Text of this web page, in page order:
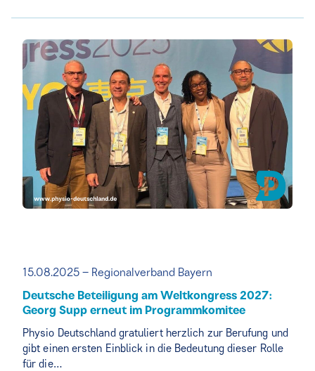
15.08.2025 – Regionalverband Bayern
Deutsche Beteiligung am Weltkongress 2027:
Georg Supp erneut im Programmkomitee
Physio Deutschland gratuliert herzlich zur Berufung und
gibt einen ersten Einblick in die Bedeutung dieser Rolle
für die…